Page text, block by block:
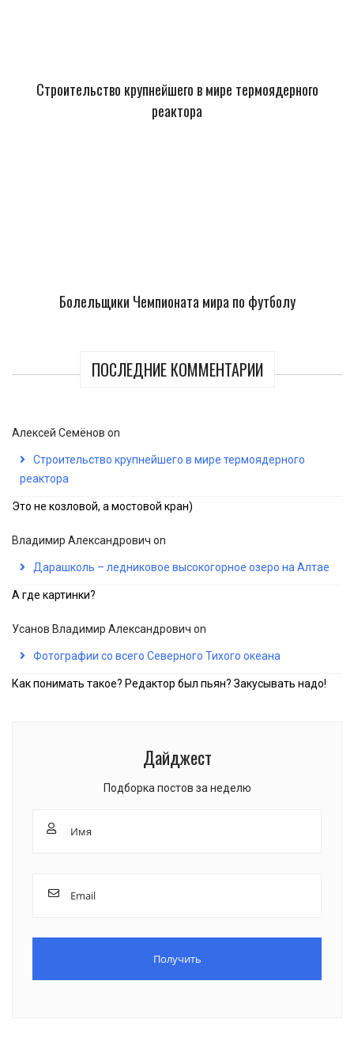
Строительство крупнейшего в мире термоядерного
реактора
Болельщики Чемпионата мира по футболу
ПОСЛЕДНИЕ КОММЕНТАРИИ
Алексей Семёнов on
Строительство крупнейшего в мире термоядерного
реактора
Это не козловой, а мостовой кран)
Владимир Александрович on
Дарашколь – ледниковое высокогорное озеро на Алтае
А где картинки?
Усанов Владимир Александрович on
Фотографии со всего Северного Тихого океана
Как понимать такое? Редактор был пьян? Закусывать надо!
Дайджест
Подборка постов за неделю